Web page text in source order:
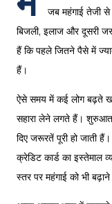
जब महंगाई तेजी से
बिजली, इलाज और दूसरी
हैं कि पहले जितने पैसे में
हैं।
ऐसे समय में कई लोग बढ़ते
सहारा लेने लगते हैं। शुरुआत
दिए जरूरतें पूरी हो जाती
क्रेडिट कार्ड का इस्तेमाल
स्तर पर महंगाई को भी